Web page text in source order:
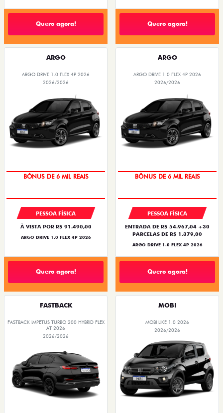
Quero agora! Quero agora!
ARGO
ARGO DRIVE 1.0 FLEX 4P 2026
2026/2026
BÔNUS DE 6 MIL REAIS
PESSOA FÍSICA
À VISTA POR R$ 91.490,00
ARGO DRIVE 1.0 FLEX 4P 2026
Quero agora!
ARGO
ARGO DRIVE 1.0 FLEX 4P 2026
2026/2026
BÔNUS DE 6 MIL REAIS
PESSOA FÍSICA
ENTRADA DE R$ 54.967,04 +30
PARCELAS DE R$ 1.379,00
ARGO DRIVE 1.0 FLEX 4P 2026
Quero agora!
FASTBACK
FASTBACK IMPETUS TURBO 200 HYBRID FLEX
AT 2026
2026/2026
MOBI
MOBI LIKE 1.0 2026
2026/2026